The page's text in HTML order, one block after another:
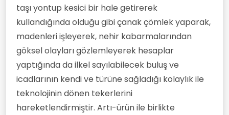
taşı yontup kesici bir hale getirerek
kullandığında olduğu gibi çanak çömlek yaparak,
madenleri işleyerek, nehir kabarmalarından
göksel olayları gözlemleyerek hesaplar
yaptığında da ilkel sayılabilecek buluş ve
icadlarının kendi ve türüne sağladığı kolaylık ile
teknolojinin dönen tekerlerini
hareketlendirmiştir. Artı-ürün ile birlikte